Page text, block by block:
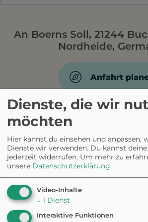
An Boerns Soll, 21244
Nordheide,
Anfahrt
AUS DER COMMUNITY
1
hat erzählt.
4.0
Dienste, die wir
möchten
Hier kannst du einsehen und anpassen,
Dienste wir verwenden. Du kannst
jederzeit widerrufen. Um mehr zu
unsere Datenschutzerklärung.
Video-Inhalte
↓ 1 Dienst
Interaktive Funktionen